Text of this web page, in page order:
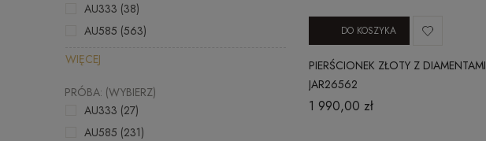
AU333 (38)
AU585 (563)
WIĘCEJ
PRÓBA: (WYBIERZ)
AU333 (27)
AU585 (231)
PIERŚCIONEK ZŁOTY Z DIAMENTAMI
JAR26562
1 990,00 zł
DO KOSZYKA